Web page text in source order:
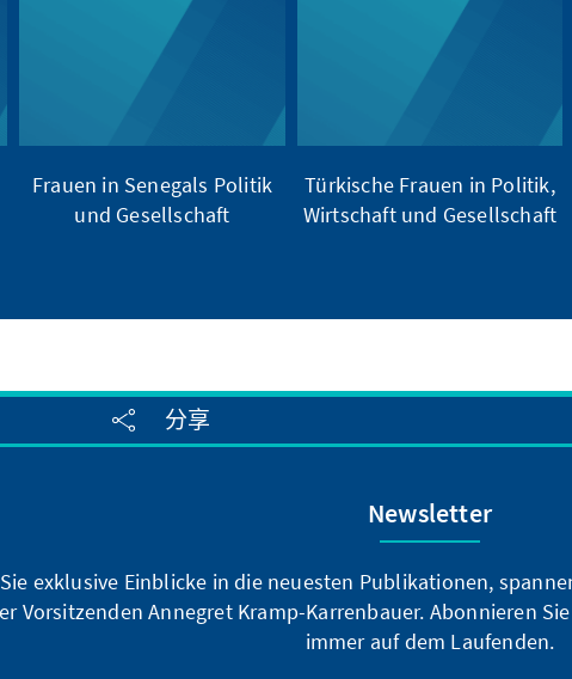
Frauen in Senegals Politik
und Gesellschaft
Türkische Frauen in Politik,
Wirtschaft und Gesellschaft
分享
Newsletter
exklusive Einblicke in die neuesten Publikationen,
Vorsitzenden Annegret Kramp-Karrenbauer. Abonnieren
immer auf dem Laufenden.